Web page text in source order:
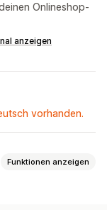
Onlineshop-
anzeigen
vorhanden.
Funktionen anzeigen